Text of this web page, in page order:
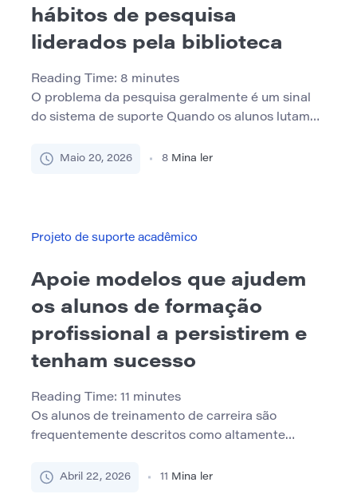
hábitos de pesquisa
liderados pela biblioteca
Reading Time: 8 minutes
O problema da pesquisa geralmente é um sinal
do sistema de suporte Quando os alunos lutam
geralmente é o trabalho atrasado, as fontes finas,
[…]
Maio 20, 2026 8 Mina ler
Projeto de suporte acadêmico
Apoie modelos que ajudem
os alunos de formação
profissional a persistirem e
tenham sucesso
Reading Time: 11 minutes
Os alunos de treinamento de carreira são
frequentemente descritos como altamente
para avançar rapidamente em direção ao
Abril 22, 2026 11 Mina ler